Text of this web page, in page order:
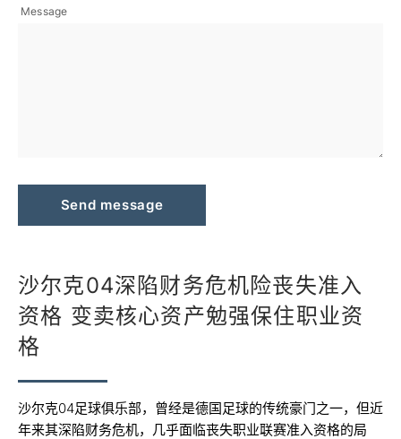
Message
Send message
沙尔克04深陷财务危机险丧失准入
资格 变卖核心资产勉强保住职业资
格
沙尔克04足球俱乐部，曾经是德国足球的传统豪门之一，但近
年来其深陷财务危机，几乎面临丧失职业联赛准入资格的局